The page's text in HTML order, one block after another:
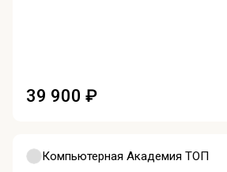
39 900 ₽
Компьютерная Академия ТОП